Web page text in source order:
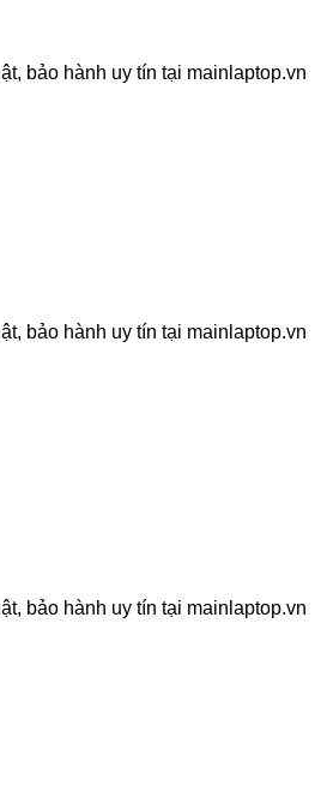
bảo hành uy tín tại mainlaptop.vn
bảo hành uy tín tại mainlaptop.vn
bảo hành uy tín tại mainlaptop.vn